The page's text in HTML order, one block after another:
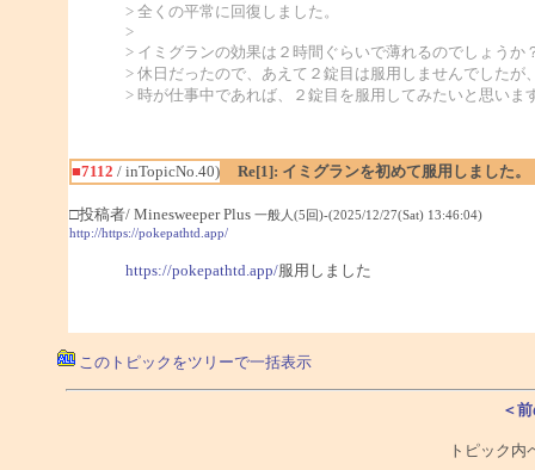
> 全くの平常に回復しました。
>
> イミグランの効果は２時間ぐらいで薄れるのでしょうか
> 休日だったので、あえて２錠目は服用しませんでしたが
> 時が仕事中であれば、２錠目を服用してみたいと思いま
■7112 / inTopicNo.40) Re[1]: イミグランを初めて服用しました。
□投稿者/ Minesweeper Plus 一般人(5回)-(2025/12/27(Sat) 13:46:04)
http://https://pokepathtd.app/
https://pokepathtd.app/服用しました
このトピックをツリーで一括表示
＜
トピック内